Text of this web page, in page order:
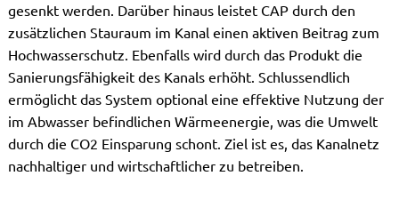
gesenkt werden. Darüber hinaus leistet CAP durch den
zusätzlichen Stauraum im Kanal einen aktiven Beitrag zum
Hochwasserschutz. Ebenfalls wird durch das Produkt die
Sanierungsfähigkeit des Kanals erhöht. Schlussendlich
ermöglicht das System optional eine effektive Nutzung der
im Abwasser befindlichen Wärmeenergie, was die Umwelt
durch die CO2 Einsparung schont. Ziel ist es, das Kanalnetz
nachhaltiger und wirtschaftlicher zu betreiben.